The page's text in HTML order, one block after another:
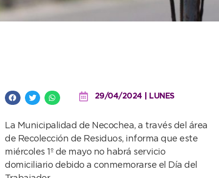
29/04/2024 | LUNES
La Municipalidad de Necochea, a través del área
de Recolección de Residuos, informa que este
miércoles 1º de mayo no habrá servicio
domiciliario debido a conmemorarse el Día del